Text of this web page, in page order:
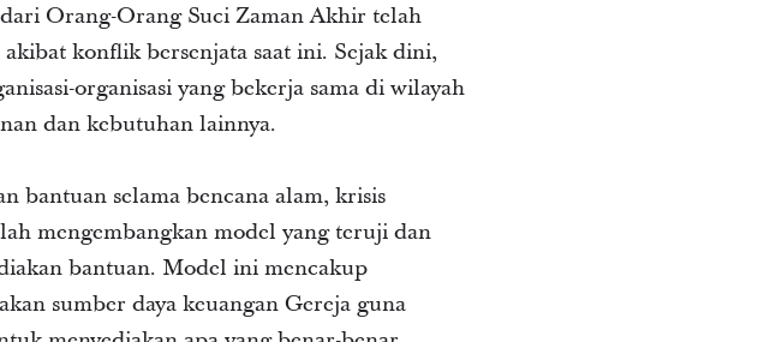
Orang-Orang Suci Zaman Akhir telah
konflik bersenjata saat ini. Sejak dini,
organisasi yang bekerja sama di wilayah
dan kebutuhan lainnya.
bantuan selama bencana alam, krisis
mengembangkan model yang teruji dan
bantuan. Model ini mencakup
sumber daya keuangan Gereja guna